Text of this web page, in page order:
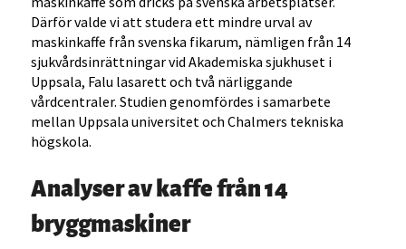
Därför valde vi att studera ett mindre urval av
maskinkaffe från svenska fikarum, nämligen från 14
sjukvårdsinrättningar vid Akademiska sjukhuset i
Uppsala, Falu lasarett och två närliggande
vårdcentraler. Studien genomfördes i samarbete
mellan Uppsala universitet och Chalmers tekniska
högskola.
Analyser av kaffe från 14
bryggmaskiner